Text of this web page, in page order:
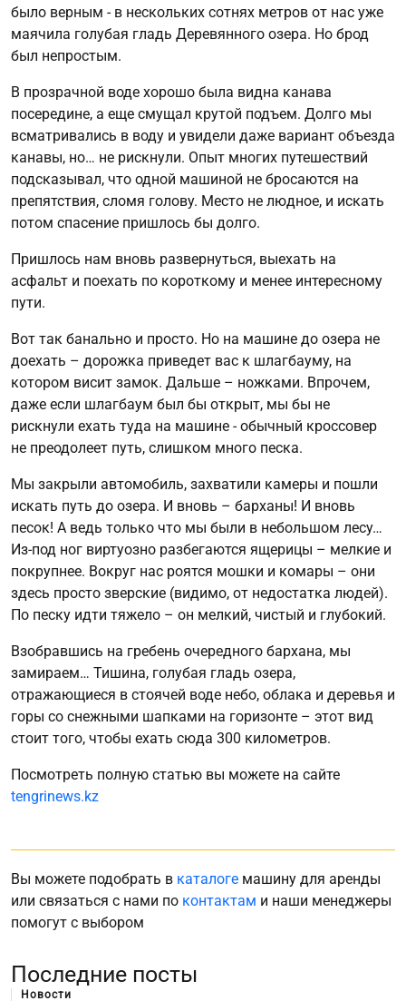
было верным - в нескольких сотнях метров от нас уже
маячила голубая гладь Деревянного озера. Но брод
был непростым.
В прозрачной воде хорошо была видна канава
посередине, а еще смущал крутой подъем. Долго мы
всматривались в воду и увидели даже вариант объезда
канавы, но… не рискнули. Опыт многих путешествий
подсказывал, что одной машиной не бросаются на
препятствия, сломя голову. Место не людное, и искать
потом спасение пришлось бы долго.
Пришлось нам вновь развернуться, выехать на
асфальт и поехать по короткому и менее интересному
пути.
Вот так банально и просто. Но на машине до озера не
доехать – дорожка приведет вас к шлагбауму, на
котором висит замок. Дальше – ножками. Впрочем,
даже если шлагбаум был бы открыт, мы бы не
рискнули ехать туда на машине - обычный кроссовер
не преодолеет путь, слишком много песка.
Мы закрыли автомобиль, захватили камеры и пошли
искать путь до озера. И вновь – барханы! И вновь
песок! А ведь только что мы были в небольшом лесу…
Из-под ног виртуозно разбегаются ящерицы – мелкие и
покрупнее. Вокруг нас роятся мошки и комары – они
здесь просто зверские (видимо, от недостатка людей).
По песку идти тяжело – он мелкий, чистый и глубокий.
Взобравшись на гребень очередного бархана, мы
замираем… Тишина, голубая гладь озера,
отражающиеся в стоячей воде небо, облака и деревья и
горы со снежными шапками на горизонте – этот вид
стоит того, чтобы ехать сюда 300 километров.
Посмотреть полную статью вы можете на сайте
tengrinews.kz
Вы можете подобрать в каталоге машину для аренды
или связаться с нами по контактам и наши менеджеры
помогут с выбором
Последние посты
Новости